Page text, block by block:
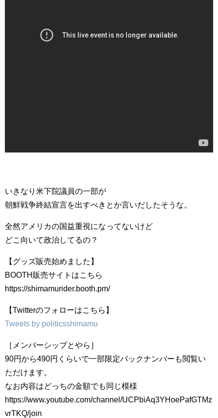
いきなり米下院議員の一部が
朝鮮戦争終結宣言を出すべきとか言いだしたそうな。
全然アメリカの国益重視になってないけど
どこ向いて政治してるの？
【グッズ販売始めました】
BOOTH販売サイトはこちら
https://shimamurider.booth.pm/
【Twitterのフォローはこちら】
Tweets by politicsshimamu
［メンバーシップとやら］
90円から490円くらいで一部限定バックナンバーも閲覧い
ただけます。
なお内容はどっちの金額でも同じ模様
https://www.youtube.com/channel/UCPbiAq3YHoePafGTMz
vrTKQ/join